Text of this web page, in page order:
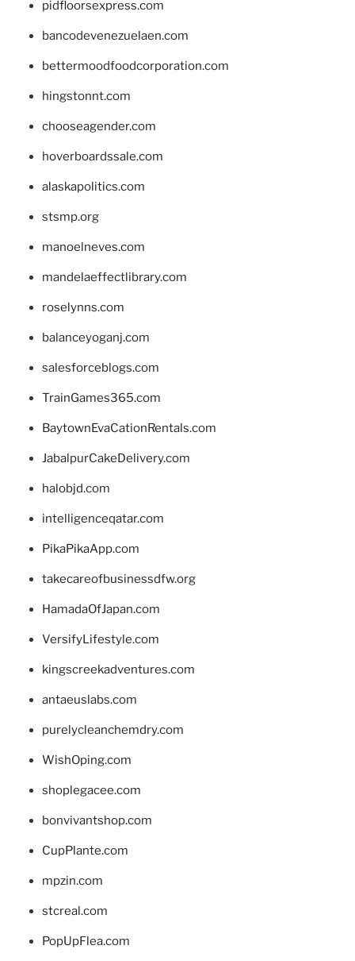
pidfloorsexpress.com
bancodevenezuelaen.com
bettermoodfoodcorporation.com
hingstonnt.com
chooseagender.com
hoverboardssale.com
alaskapolitics.com
stsmp.org
manoelneves.com
mandelaeffectlibrary.com
roselynns.com
balanceyoganj.com
salesforceblogs.com
TrainGames365.com
BaytownEvaCationRentals.com
JabalpurCakeDelivery.com
halobjd.com
intelligenceqatar.com
PikaPikaApp.com
takecareofbusinessdfw.org
HamadaOfJapan.com
VersifyLifestyle.com
kingscreekadventures.com
antaeuslabs.com
purelycleanchemdry.com
WishOping.com
shoplegacee.com
bonvivantshop.com
CupPlante.com
mpzin.com
stcreal.com
PopUpFlea.com